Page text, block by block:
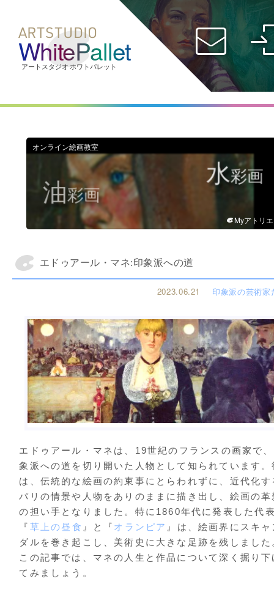
ARTSTUDIO
WhitePallet
オンライン絵画教室
彫刻
Myアトリエ
エドゥアール・マネ:印象派への道
2023.06.21 印象派の芸術家
エドゥアール・マネは、19世紀のフランスの画家で
象派への道を切り開いた人物として知られています。
は、伝統的な絵画の約束事にとらわれずに、近代化す
パリの情景や人物をありのままに描き出し、絵画の革
の担い手となりました。特に1860年代に発表した代
『 草上の昼食 』と『 オランピア 』は、絵画界にスキャ
ダルを巻き起こし、美術史に大きな足跡を残しました
この記事では、マネの人生と作品について深く掘り下
てみましょう。
パスワード